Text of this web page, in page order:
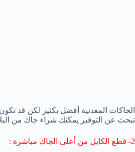
الجاكات المعدنية أفضل بكثير لكن قد
تبحث عن التوفير يمكنك شراء جاك من
2- قطع الكابل من أعلى الجاك مباشرة :